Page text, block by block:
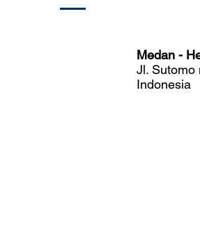
Medan -
Jl. Sutomo
Indonesia